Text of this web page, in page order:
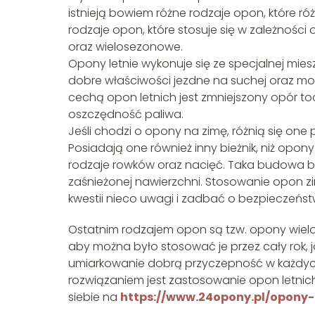
istnieją bowiem różne rodzaje opon, które
rodzaje opon, które stosuje się w
oraz wielosezonowe.
Opony letnie wykonuje się ze specjalnej
dobre właściwości jezdne na suchej oraz
cechą opon letnich jest zmniejszony opór
oszczędność paliwa.
Jeśli chodzi o opony na zimę, różnią się one
Posiadają one również inny bieżnik, niż
rodzaje rowków oraz nacięć. Taka budowa
zaśnieżonej nawierzchni. Stosowanie opon
kwestii nieco uwagi i zadbać o
Ostatnim rodzajem opon są tzw. opony
aby można było stosować je przez cały
umiarkowanie dobrą przyczepność w
rozwiązaniem jest zastosowanie opon
siebie na https://www.24opony.pl/